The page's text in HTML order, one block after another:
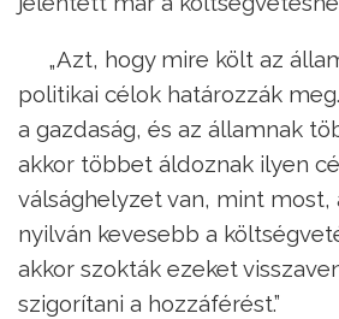
„Azt, hogy mire költ az
politikai célok határozzák
a gazdaság, és az államnak
akkor többet áldoznak ilyen
válsághelyzet van, mint most,
nyilván kevesebb a
akkor szokták ezeket
szigorítani a hozzáférést.”